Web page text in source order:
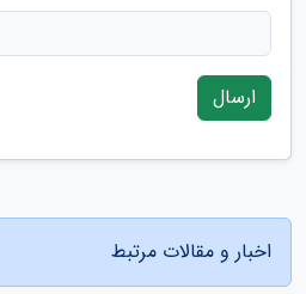
ارسال
اخبار و مقالات مرتبط